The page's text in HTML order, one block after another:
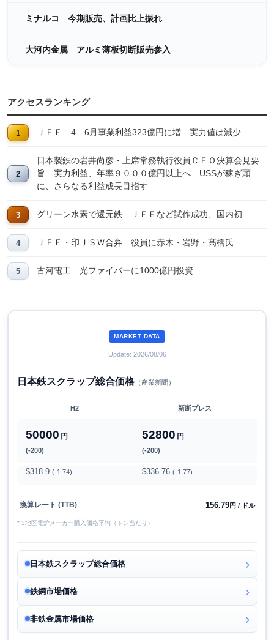
ミナルコ 今期販売、計画比上振れ
大河内金属 アルミ薄板切断販売参入
アクセスランキング
ＪＦＥ 4―6月事業利益323億円に増 実力値は減少
日本製鉄の岩井尚彦・上席常務執行役員ＣＦＯ決算会見要
旨 実力利益、年率９０００億円以上へ USSが稼ぎ頭
に、さらなる利益成長目指す
グリーン水素で還元鉄 ＪＦＥなど試作成功、国内初
ＪＦＥ・印ＪＳＷ合弁 役員に赤木・岩野・髙橋氏
古河電工 光ファイバーに1000億円投資
MARKET DATA
Update: 2026/08/06
日本鉄スクラップ総合価格（産業新聞）
H2 新断プレス
50000 円
(-200)
52800 円
(-200)
$318.9 (-1.74) $336.76 (-1.77)
換算レート (TTB) 156.79円 / ドル
* 3地区電炉メーカー購入価格平均（トン当たり）
日本鉄スクラップ総合価格
鉄鋼市場価格
非鉄金属市場価格